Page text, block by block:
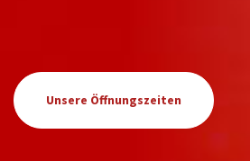
Unsere Öffnungszeiten